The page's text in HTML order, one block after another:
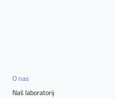
O nas
Naš laboratorij